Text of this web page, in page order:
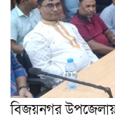
বিজয়নগর